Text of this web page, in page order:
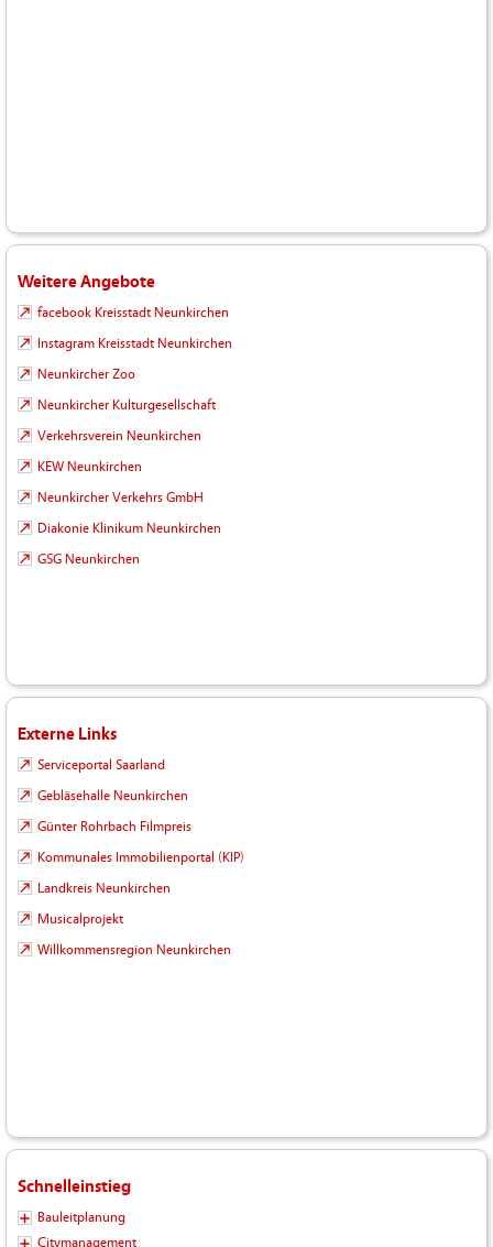
Weitere Angebote
facebook Kreisstadt Neunkirchen
Instagram Kreisstadt Neunkirchen
Neunkircher Zoo
Neunkircher Kulturgesellschaft
Verkehrsverein Neunkirchen
KEW Neunkirchen
Neunkircher Verkehrs GmbH
Diakonie Klinikum Neunkirchen
GSG Neunkirchen
Externe Links
Serviceportal Saarland
Gebläsehalle Neunkirchen
Günter Rohrbach Filmpreis
Kommunales Immobilienportal (KIP)
Landkreis Neunkirchen
Musicalprojekt
Willkommensregion Neunkirchen
Schnelleinstieg
Bauleitplanung
Citymanagement